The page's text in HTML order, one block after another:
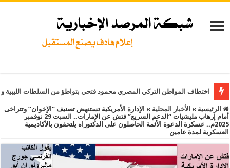
اختطاف المواطن التركي المصري محمود فتحي بتواطؤ من السلطات
الرئيسية » الأخبار المحلية » الإدارة الأمريكية تستنهض تصنيف “الإخوان” وتتراخى
أمام إرهاب مليشيات “الدعم السريع” فتش عن الإمارات.. السبت 29 نوفمبر
2025م.. عسكرة الدعوة الأئمة الحاصلون على الدكتوراه يلتحقون بالأكاديمية
العسكرية لمدة عامين